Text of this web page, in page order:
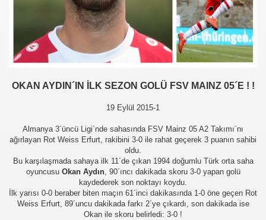
OKAN AYDIN´IN İLK SEZON GOLÜ FSV MAINZ 05´E ! !
19 Eylül 2015-1
Almanya 3´üncü Ligi´nde sahasında FSV Mainz 05 A2 Takımı´nı
ağırlayan Rot Weiss Erfurt, rakibini 3-0 ile rahat geçerek 3 puanın sahibi
oldu.
Bu karşılaşmada sahaya ilk 11´de çıkan 1994 doğumlu Türk orta saha
oyuncusu Okan Aydın, 90´ıncı dakikada skoru 3-0 yapan golü
kaydederek son noktayı koydu.
İlk yarısı 0-0 beraber biten maçın 61´inci dakikasında 1-0 öne geçen Rot
Weiss Erfurt, 89´uncu dakikada farkı 2´ye çıkardı, son dakikada ise
Okan ile skoru belirledi: 3-0 !